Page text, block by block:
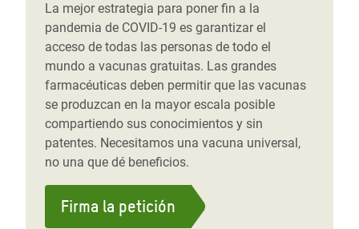
La mejor estrategia para poner fin a la
pandemia de COVID-19 es garantizar el
acceso de todas las personas de todo el
mundo a vacunas gratuitas. Las grandes
farmacéuticas deben permitir que las vacunas
se produzcan en la mayor escala posible
compartiendo sus conocimientos y sin
patentes. Necesitamos una vacuna universal,
no una que dé beneficios.
Firma la petición